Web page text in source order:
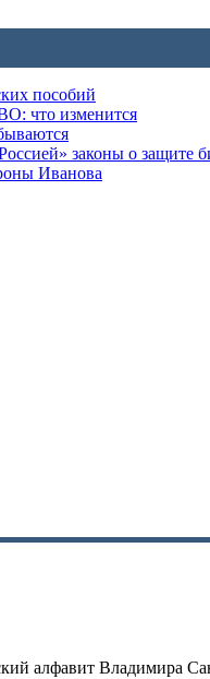
пособий
что изменится
законы о защите
Иванова
алфавит Владимира